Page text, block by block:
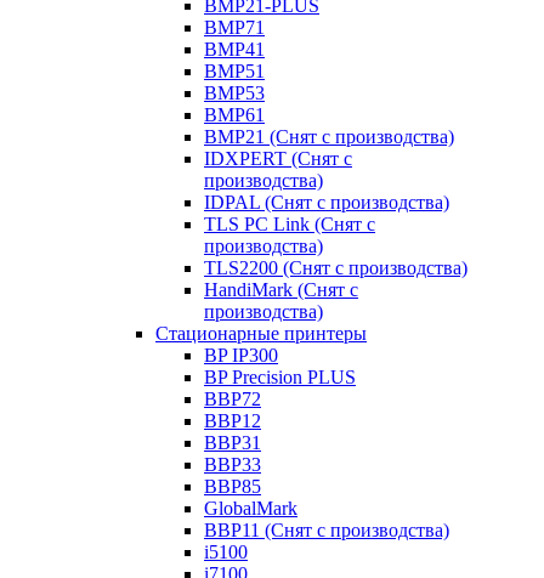
BMP21-PLUS
BMP71
BMP41
BMP51
BMP53
BMP61
BMP21 (Снят с производства)
IDXPERT (Снят с
производства)
IDPAL (Снят с производства)
TLS PC Link (Снят с
производства)
TLS2200 (Снят с производства)
HandiMark (Снят с
производства)
Стационарные принтеры
BP IP300
BP Precision PLUS
BBP72
BBP12
BBP31
BBP33
BBP85
GlobalMark
BBP11 (Снят с производства)
i5100
i7100